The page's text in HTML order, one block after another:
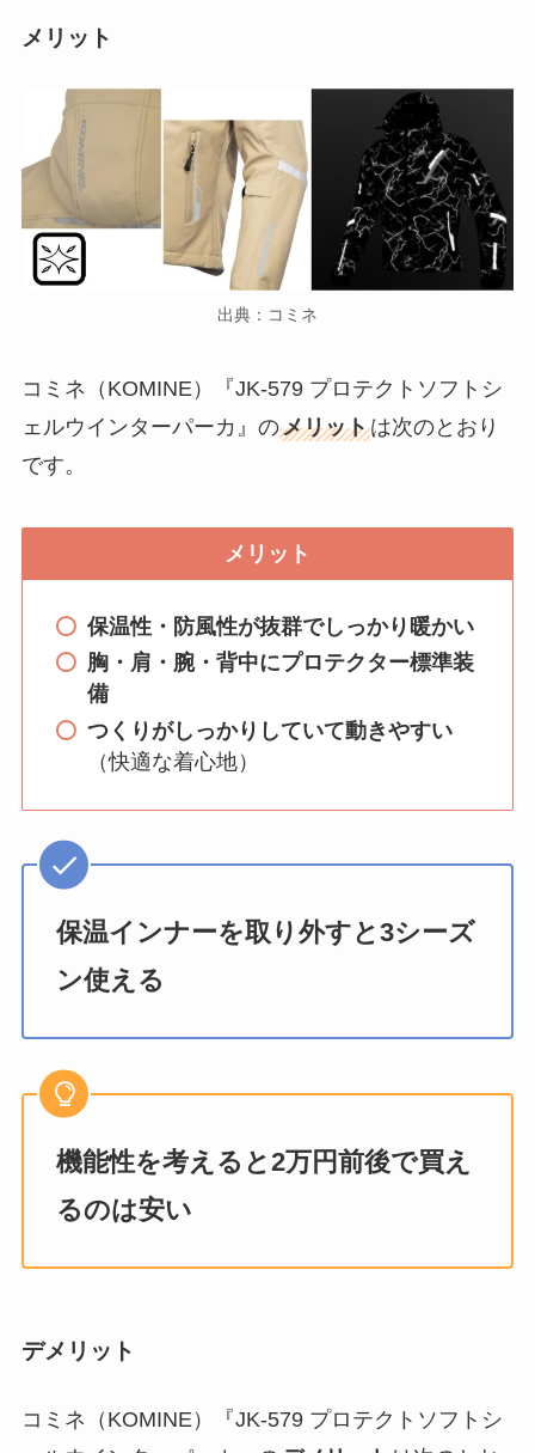
メリット
出典：コミネ
コミネ（KOMINE）『JK-579 プロテクトソフトシ
ェルウインターパーカ』のメリットは次のとおり
です。
メリット
保温性・防風性が抜群でしっかり暖かい
胸・肩・腕・背中にプロテクター標準装
備
つくりがしっかりしていて動きやすい
（快適な着心地）
保温インナーを取り外すと3シーズ
ン使える
機能性を考えると2万円前後で買え
るのは安い
デメリット
コミネ（KOMINE）『JK-579 プロテクトソフトシ